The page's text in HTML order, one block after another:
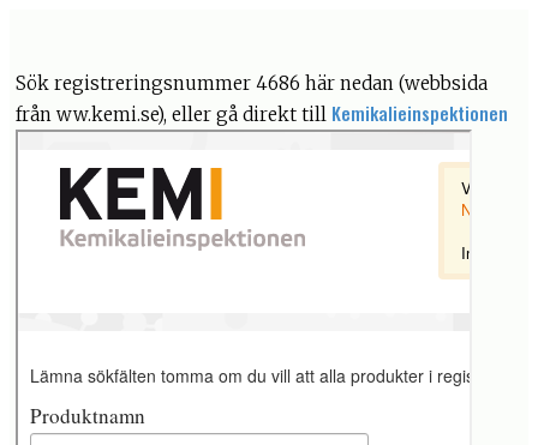
Sök registreringsnummer 4686 här nedan (webbsida
från ww.kemi.se), eller gå direkt till Kemikalieinspektionen